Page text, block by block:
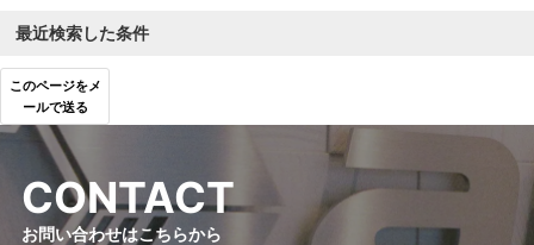
最近検索した条件
このページをメ
ールで送る
CONTACT
お問い合わせはこちらから